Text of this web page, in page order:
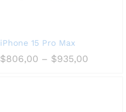
iPhone 15 Pro Max
$806,00 – $935,00